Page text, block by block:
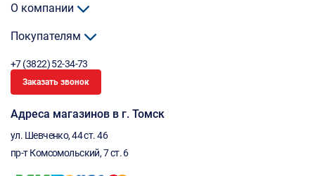
О компании
Покупателям
+7 (3822) 52-34-73
Заказать звонок
Адреса магазинов в г. Томск
ул. Шевченко, 44 ст. 46
пр-т Комсомольский, 7 ст. 6